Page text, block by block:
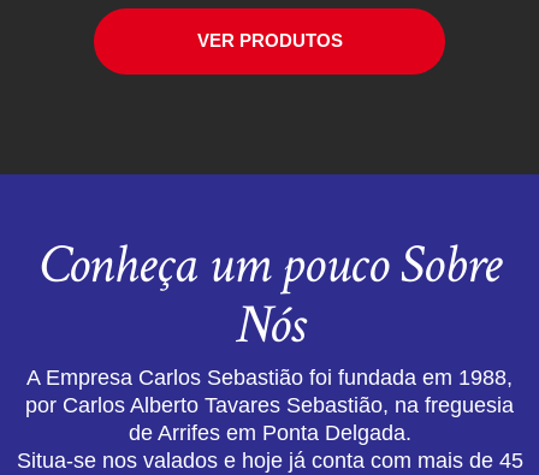
VER PRODUTOS
Conheça um pouco Sobre
Nós
A Empresa Carlos Sebastião foi fundada em 1988,
por Carlos Alberto Tavares Sebastião, na freguesia
de Arrifes em Ponta Delgada.
Situa-se nos valados e hoje já conta com mais de 45